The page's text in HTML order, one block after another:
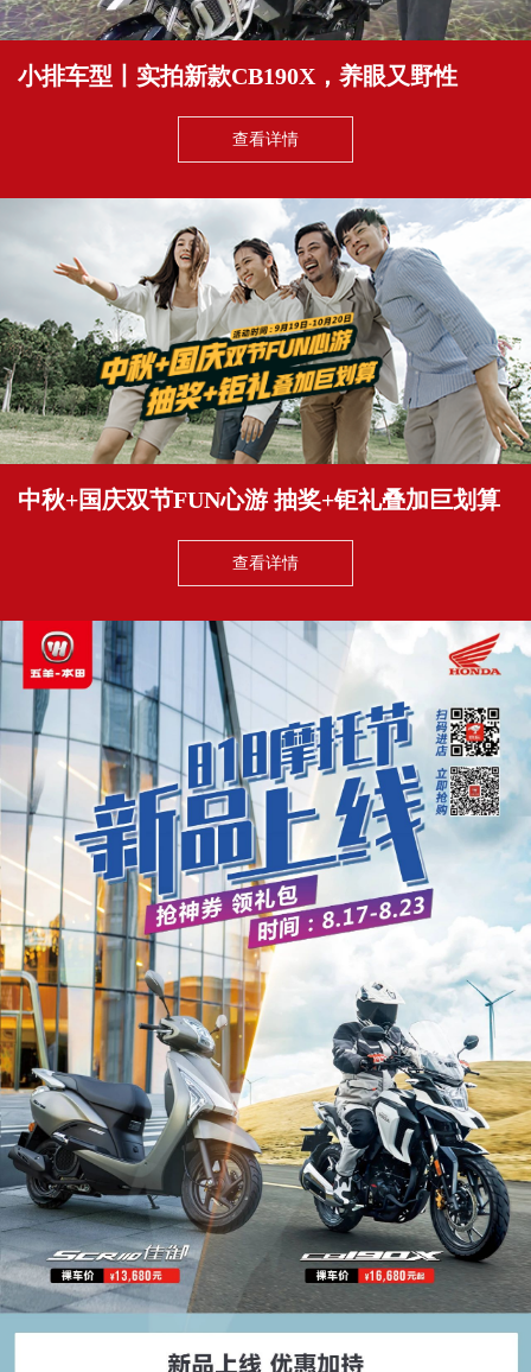
小排车型丨实拍新款CB190X，养眼又野性
查看详情
中秋+国庆双节FUN心游 抽奖+钜礼叠加巨划算
查看详情